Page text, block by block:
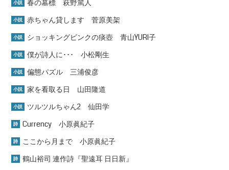
小説 春の墓標 萩野篤人
小説 赤ちゃん貸します 菅原美架
小説 ショッキングピンクの痰壺 青山YURI子
小説 僕が詩人に･･･ 小松剛生
小説 偏態パズル 三浦俊彦
小説 家を看取る日 山田隆道
小説 ツルツルちゃん2 仙田学
詩 Currency 小原眞紀子
詩 ここから月まで 小原眞紀子
詩 鶴山裕司 連作詩『聖遠耳 日日新』